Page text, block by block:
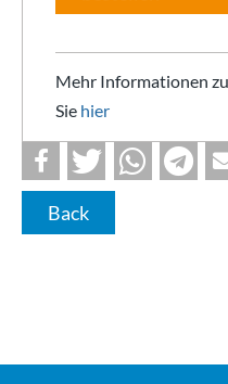
Mehr Informationen
Sie hier
Back